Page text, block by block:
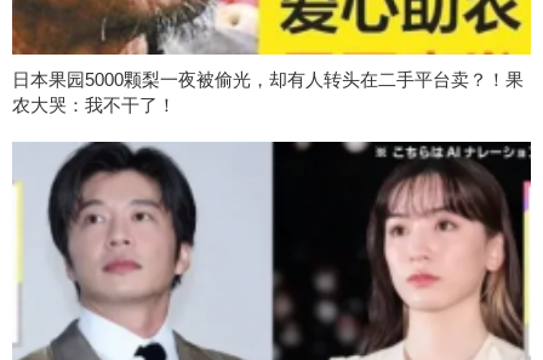
日本果园5000颗梨一夜被偷光，却有人转头在二手平台卖？！果
农大哭：我不干了！